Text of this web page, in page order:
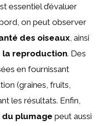
essentiel d’évaluer
on peut observer
des oiseaux , ainsi
la reproduction. Des
en fournissant
(graines, fruits,
les résultats. Enfin,
du plumage peut aussi